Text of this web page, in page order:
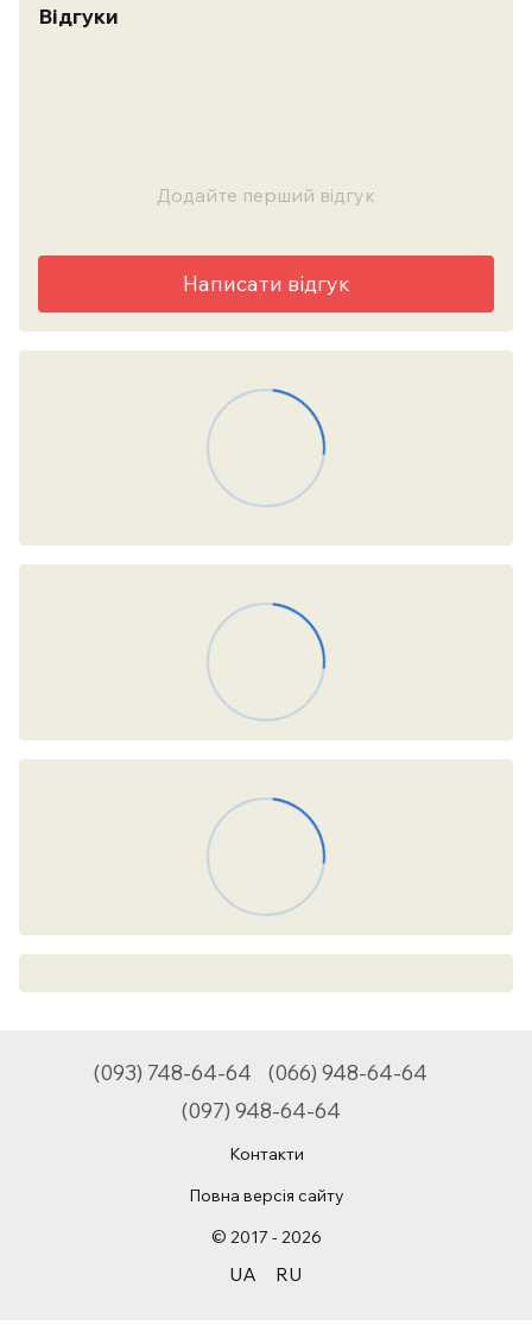
Відгуки
Додайте перший відгук
Написати відгук
(093) 748-64-64
(066) 948-64-64
(097) 948-64-64
Контакти
Повна версія сайту
© 2017 - 2026
UA RU